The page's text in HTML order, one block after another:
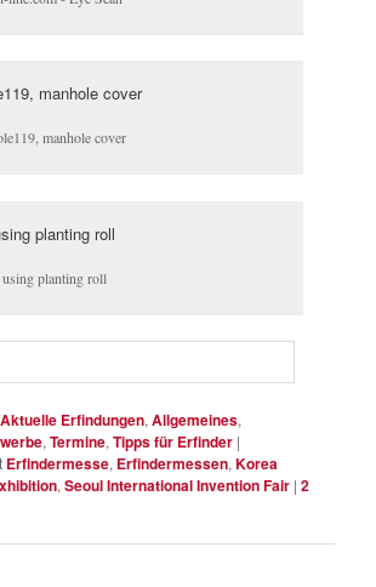
manhole cover
using planting roll
Aktuelle Erfindungen,Allgemeines,
,Termine,Tipps für Erfinder |
Erfindermesse, Erfindermessen,Korea
,Seoul International Invention Fair |2